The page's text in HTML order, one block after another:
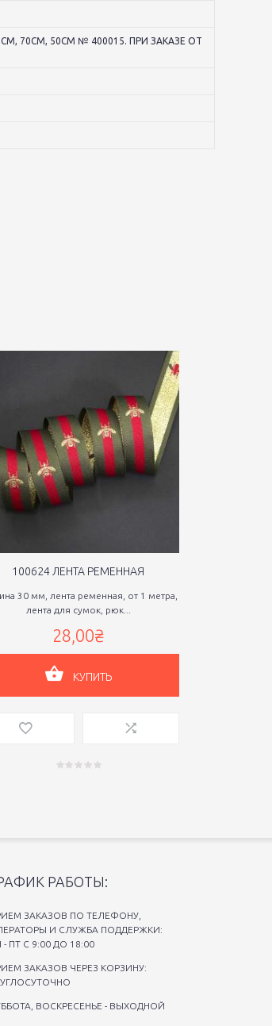
70СМ, 50СМ № 400015. ПРИ ЗАКАЗЕ ОТ
100624 ЛЕНТА РЕМЕННАЯ
30 мм, лента ременная, от 1 метра,
лента для сумок, рюк...
28,00₴
КУПИТЬ
РАБОТЫ:
ЗАКАЗОВ ПО ТЕЛЕФОНУ,
И СЛУЖБА ПОДДЕРЖКИ:
- ПТ С 9:00 ДО 18:00
ЗАКАЗОВ ЧЕРЕЗ КОРЗИНУ:
ВОСКРЕСЕНЬЕ - ВЫХОДНОЙ